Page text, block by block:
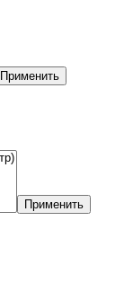
Применить
Применить